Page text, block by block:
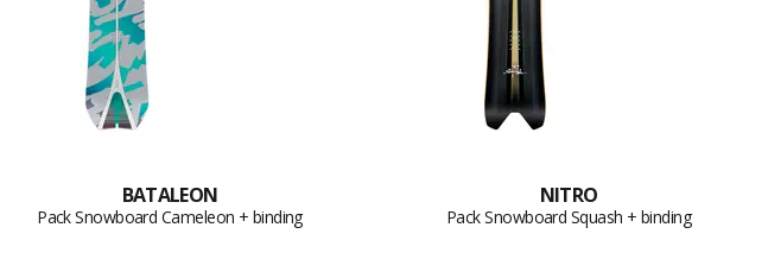
BATALEON
Pack Snowboard Cameleon + binding
NITRO
Pack Snowboard Squash + binding